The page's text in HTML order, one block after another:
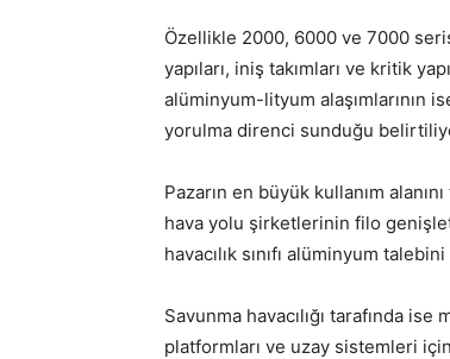
Özellikle 2000, 6000 ve 7000
yapıları, iniş takımları ve kritik
alüminyum-lityum alaşımlarının
yorulma direnci sunduğu
Pazarın en büyük kullanım
hava yolu şirketlerinin filo
havacılık sınıfı alüminyum
Savunma havacılığı tarafında
platformları ve uzay sistemleri için